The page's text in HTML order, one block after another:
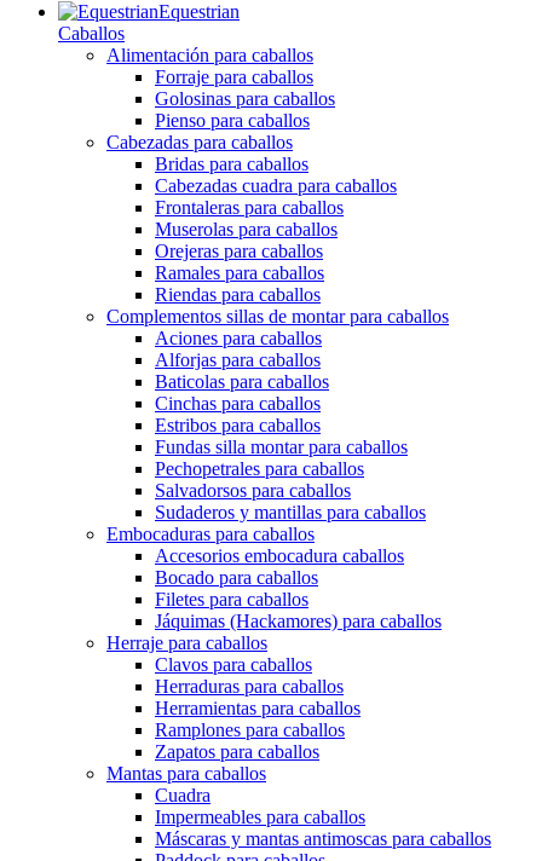
Equestrian
Caballos
Alimentación para caballos
Forraje para caballos
Golosinas para caballos
Pienso para caballos
Cabezadas para caballos
Bridas para caballos
Cabezadas cuadra para caballos
Frontaleras para caballos
Muserolas para caballos
Orejeras para caballos
Ramales para caballos
Riendas para caballos
Complementos sillas de montar para caballos
Aciones para caballos
Alforjas para caballos
Baticolas para caballos
Cinchas para caballos
Estribos para caballos
Fundas silla montar para caballos
Pechopetrales para caballos
Salvadorsos para caballos
Sudaderos y mantillas para caballos
Embocaduras para caballos
Accesorios embocadura caballos
Bocado para caballos
Filetes para caballos
Jáquimas (Hackamores) para caballos
Herraje para caballos
Clavos para caballos
Herraduras para caballos
Herramientas para caballos
Ramplones para caballos
Zapatos para caballos
Mantas para caballos
Cuadra
Impermeables para caballos
Máscaras y mantas antimoscas para caballos